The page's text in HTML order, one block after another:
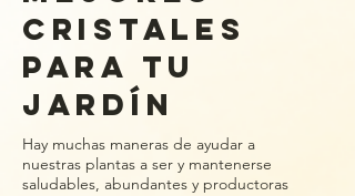
cristales
para TU
JARDÍN
Hay muchas maneras de ayudar a
nuestras plantas a ser y mantenerse
saludables, abundantes y productoras